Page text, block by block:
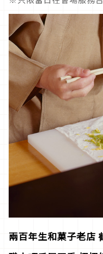
兩百年生和菓子老店